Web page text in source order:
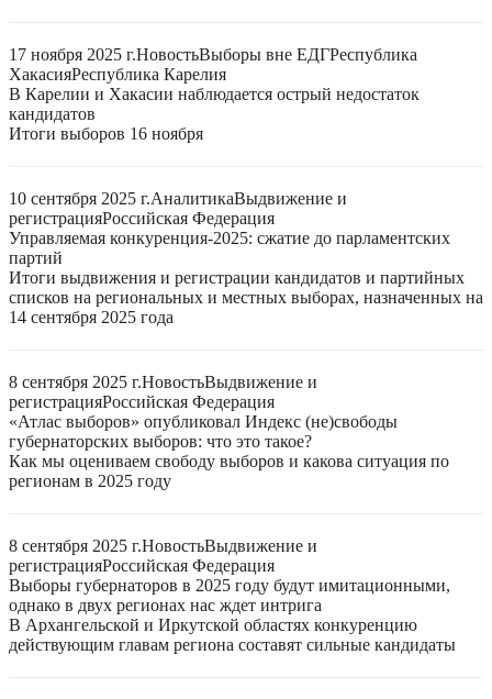
17 ноября 2025 г.НовостьВыборы вне ЕДГРеспублика
ХакасияРеспублика Карелия
В Карелии и Хакасии наблюдается острый недостаток
кандидатов
Итоги выборов 16 ноября
10 сентября 2025 г.АналитикаВыдвижение и
регистрацияРоссийская Федерация
Управляемая конкуренция-2025: сжатие до парламентских
партий
Итоги выдвижения и регистрации кандидатов и партийных
списков на региональных и местных выборах, назначенных на
14 сентября 2025 года
8 сентября 2025 г.НовостьВыдвижение и
регистрацияРоссийская Федерация
«Атлас выборов» опубликовал Индекс (не)свободы
губернаторских выборов: что это такое?
Как мы оцениваем свободу выборов и какова ситуация по
регионам в 2025 году
8 сентября 2025 г.НовостьВыдвижение и
регистрацияРоссийская Федерация
Выборы губернаторов в 2025 году будут имитационными,
однако в двух регионах нас ждет интрига
В Архангельской и Иркутской областях конкуренцию
действующим главам региона составят сильные кандидаты